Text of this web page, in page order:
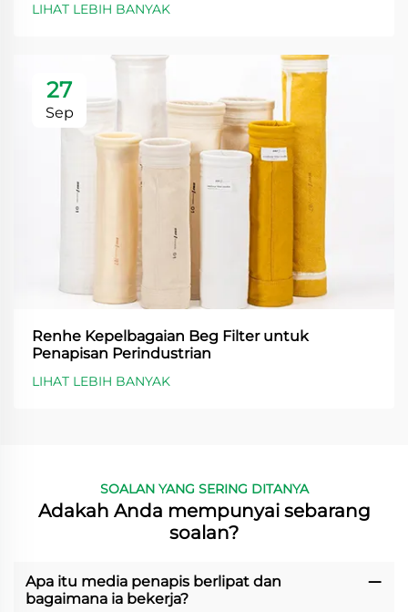
LIHAT LEBIH BANYAK
27
Sep
Renhe Kepelbagaian Beg Filter untuk
Penapisan Perindustrian
LIHAT LEBIH BANYAK
SOALAN YANG SERING DITANYA
Adakah Anda mempunyai sebarang
soalan?
Apa itu media penapis berlipat dan
bagaimana ia bekerja?